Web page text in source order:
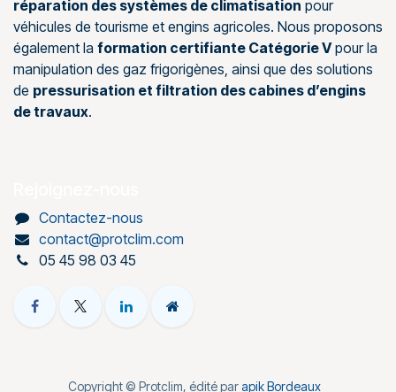
réparation des systèmes de climatisation pour
véhicules de tourisme et engins agricoles. Nous proposons
également la formation certifiante Catégorie Vpour la
manipulation des gaz frigorigènes, ainsi que des solutions
de pressurisation et filtration des cabines d’engins
de travaux.
Contactez-nous
contact@protclim.com
05 45 98 03 45
Copyright © Protclim, édité parapik Bordeaux